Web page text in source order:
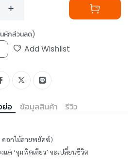
หักส่วนลด)
Add Wishlist
ย่อ ข้อมูลสินค้า รีวิว
ดอกไม้ลายพยัคฆ์)
แค่ ‘จุมพิตเดียว’ จะเปลี่ยนชีวิต